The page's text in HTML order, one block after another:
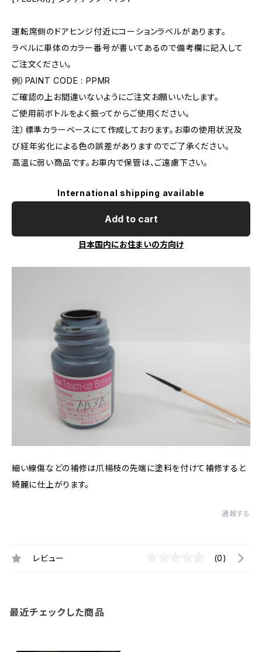
運転席側のドアヒンジ付近にコーションラベルがあります。
ラベルに車体のカラー番号が書いてあるので備考欄に記入して
ご注文ください。
例）PAINT CODE : PPMR
ご確認の上お間違いないようにご注文お願いいたします。
ご使用前ボトルをよく振ってからご使用ください。
注）標準カラーベースにて作成しております。お車の使用状況及
び経年劣化による色の誤差がありますのでご了承ください。
高温に弱い商品です。お車内で保管は、ご遠慮下さい。
International shipping available
Add to cart
日本国内にお住まいの方向け
細い線傷などの補修は爪楊枝の先端に塗料を付けて補修すると
綺麗に仕上がります。
通報する
レビュー (0)
最近チェックした商品